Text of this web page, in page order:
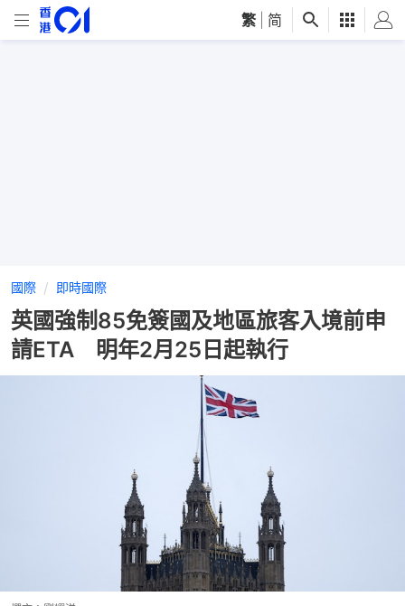
繁 简
國際 即時國際
英國強制85免簽國及地區旅客入境前申
請ETA 明年2月25日起執行